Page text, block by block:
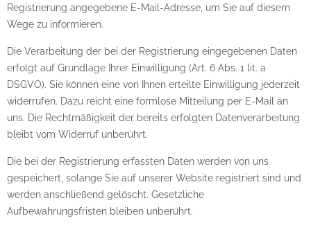
Registrierung angegebene E-Mail-Adresse, um Sie auf diesem
Wege zu informieren.
Die Verarbeitung der bei der Registrierung eingegebenen Daten
erfolgt auf Grundlage Ihrer Einwilligung (Art. 6 Abs. 1 lit. a
DSGVO). Sie können eine von Ihnen erteilte Einwilligung jederzeit
widerrufen. Dazu reicht eine formlose Mitteilung per E-Mail an
uns. Die Rechtmäßigkeit der bereits erfolgten Datenverarbeitung
bleibt vom Widerruf unberührt.
Die bei der Registrierung erfassten Daten werden von uns
gespeichert, solange Sie auf unserer Website registriert sind und
werden anschließend gelöscht. Gesetzliche
Aufbewahrungsfristen bleiben unberührt.